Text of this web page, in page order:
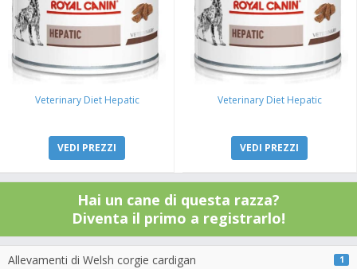
Veterinary Diet Hepatic
VEDI PREZZI
Veterinary Diet Hepatic
VEDI PREZZI
Hai un cane di questa razza?
Diventa il primo a registrarlo!
Allevamenti di Welsh corgie cardigan 1